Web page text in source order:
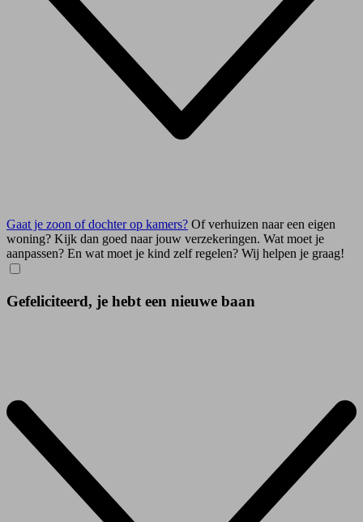
Gaat je zoon of dochter op kamers? Of verhuizen naar een eigen
woning? Kijk dan goed naar jouw verzekeringen. Wat moet je
aanpassen? En wat moet je kind zelf regelen? Wij helpen je graag!
Gefeliciteerd, je hebt een nieuwe baan